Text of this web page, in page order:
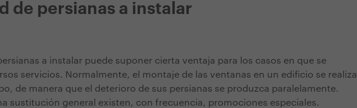
de persianas a instalar
a instalar puede suponer cierta ventaja para los casos en que se
servicios. Normalmente, el montaje de las ventanas en un edificio se realiza
de manera que el deterioro de sus persianas se produzca paralelamente.
sustitución general existen, con frecuencia, promociones especiales.